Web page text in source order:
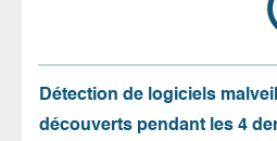
Détection de logiciels
découverts pendant les 4